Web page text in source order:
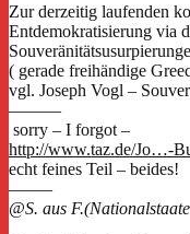
Zur derzeitig laufenden
Entdemokratisierung via
( gerade freihändige
vgl. Joseph Vogl –
———
sorry – I forgot –
http://www.taz.de/Jo…-
echt feines Teil – beides!
——–
@S. aus